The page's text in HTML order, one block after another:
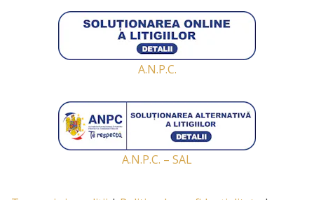
A.N.P.C.
A.N.P.C. – SAL